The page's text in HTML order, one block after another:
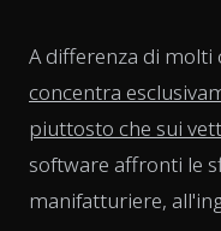
A differenza di molti
concentra
piuttosto che sui
software affronti le
manifatturiere,